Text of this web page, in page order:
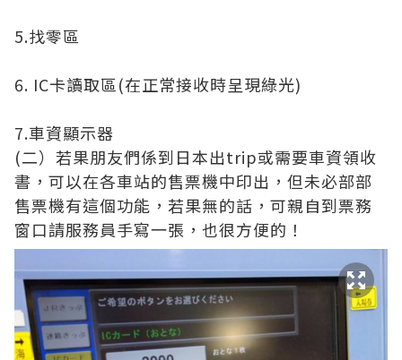
5.找零區
6. IC卡讀取區(在正常接收時呈現綠光)
7.車資顯示器
(二）若果朋友們係到日本出trip或需要車資領收
書，可以在各車站的售票機中印出，但未必部部
售票機有這個功能，若果無的話，可親自到票務
窗口請服務員手寫一張，也很方便的！